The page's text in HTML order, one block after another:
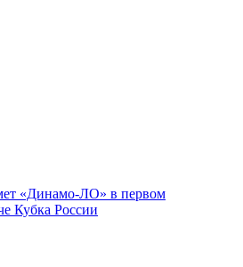
«Динамо-ЛО» в первом
Кубка России